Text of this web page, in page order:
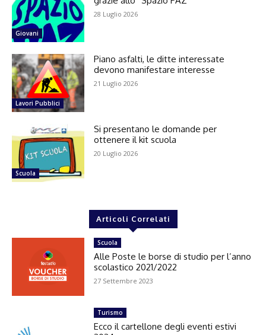
Giovani
28 Luglio 2026
Lavori Pubblici
Piano asfalti, le ditte interessate
devono manifestare interesse
21 Luglio 2026
Scuola
Si presentano le domande per
ottenere il kit scuola
20 Luglio 2026
Articoli Correlati
Scuola
Alle Poste le borse di studio per l’anno
scolastico 2021/2022
27 Settembre 2023
Turismo
Ecco il cartellone degli eventi estivi